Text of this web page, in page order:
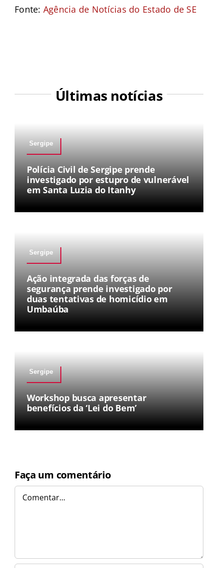
Fonte: Agência de Notícias do Estado de SE
Últimas notícias
Sergipe
Polícia Civil de Sergipe prende
investigado por estupro de vulnerável
em Santa Luzia do Itanhy
Sergipe
Ação integrada das forças de
segurança prende investigado por
duas tentativas de homicídio em
Umbaúba
Sergipe
Workshop busca apresentar
benefícios da ‘Lei do Bem’
Faça um comentário
Comentar